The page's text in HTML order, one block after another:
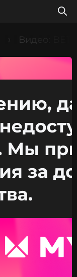
Видео: